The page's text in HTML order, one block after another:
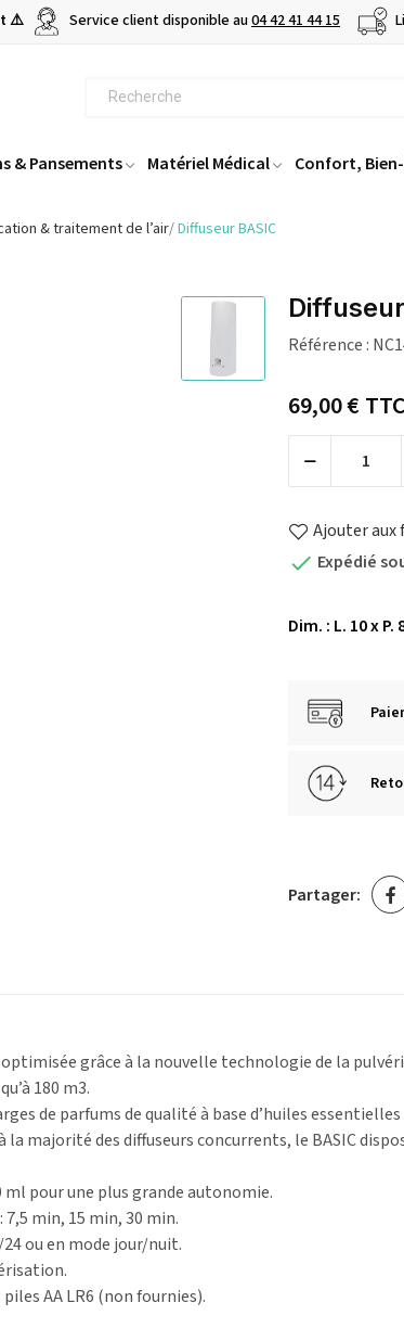
⚠️ Service client disponible au04 42 41 44 15
& Pansements Matériel Médical Confort,
& traitement de l’air Diffuseur BASIC
Référence :
69,00 €TTC
Ajouter aux
 Expédié
Dim. : L. 10 x P.
Partager:
grâce à la nouvelle technologie de la
180 m3.
de parfums de qualité à base d’huiles
majorité des diffuseurs concurrents, le BASIC
ml pour une plus grande autonomie.
min, 15 min, 30 min.
ou en mode jour/nuit.
AA LR6 (non fournies).